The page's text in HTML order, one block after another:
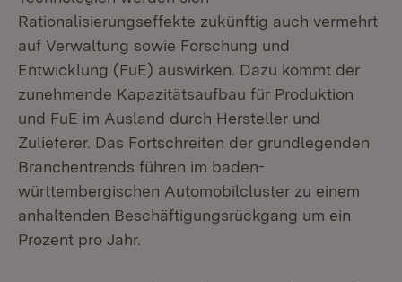
Rationalisierungseffekte zukünftig auch vermehrt
auf Verwaltung sowie Forschung und
Entwicklung (FuE) auswirken. Dazu kommt der
zunehmende Kapazitätsaufbau für Produktion
und FuE im Ausland durch Hersteller und
Zulieferer. Das Fortschreiten der grundlegenden
Branchentrends führen im baden-
württembergischen Automobilcluster zu einem
anhaltenden Beschäftigungsrückgang um ein
Prozent pro Jahr.